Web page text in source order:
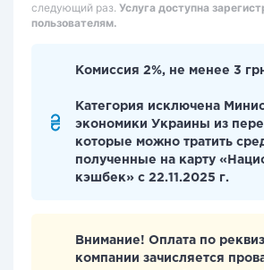
следующий раз. Услуга доступна
пользователям.
Комиссия 2%, не менее 3
Категория исключена
экономики Украины из
которые можно тратить
полученные на карту
кэшбек» с 22.11.2025 г.
Внимание! Оплата по
компании зачисляется